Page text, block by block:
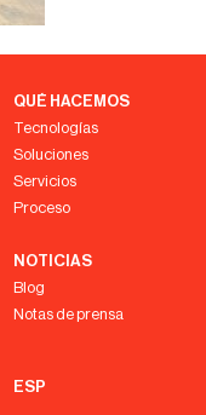
QUÉ HACEMOS
Tecnologías
Soluciones
Servicios
Proceso
NOTICIAS
Blog
Notas de prensa
ESP